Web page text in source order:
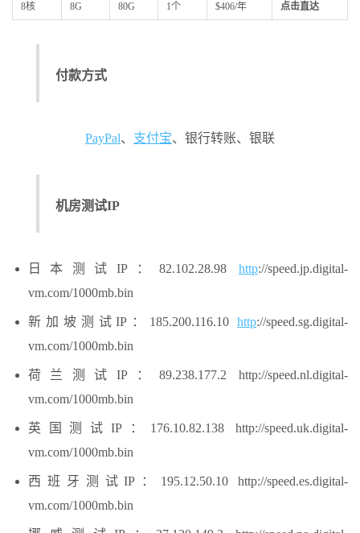
8核 8G 80G 1个 $406/年 点击直达
付款方式
PayPal、 支付宝、银行转账、银联
机房测试IP
日本测试IP：82.102.28.98 http://speed.jp.digital-
vm.com/1000mb.bin
新加坡测试IP：185.200.116.10 http://speed.sg.digital-
vm.com/1000mb.bin
荷兰测试IP：89.238.177.2 http://speed.nl.digital-
vm.com/1000mb.bin
英国测试IP：176.10.82.138 http://speed.uk.digital-
vm.com/1000mb.bin
西班牙测试IP：195.12.50.10 http://speed.es.digital-
vm.com/1000mb.bin